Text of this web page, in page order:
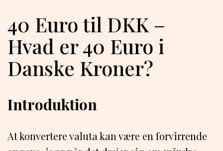
40 Euro til DKK –
Hvad er 40 Euro i
Danske Kroner?
Introduktion
At konvertere valuta kan være en forvirrende